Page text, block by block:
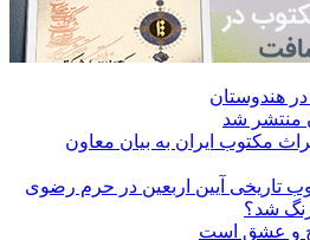
مکتوب ایران به بیان معاون
تاریخی آیین اربعین در حرم رضوی
شد؟
صلح و عشق است